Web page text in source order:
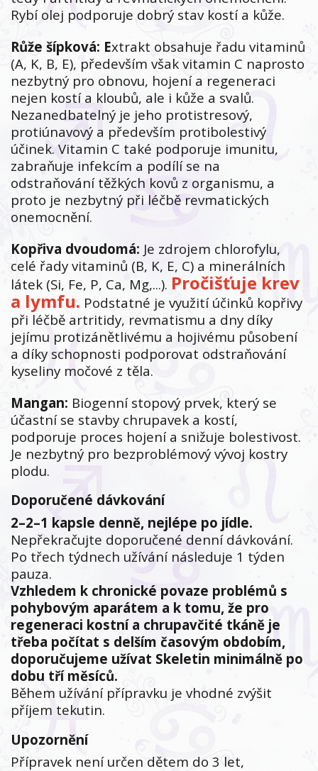
Rybí olej podporuje dobrý stav kostí a kůže.
Růže šípková: Extrakt obsahuje řadu vitaminů
(A, K, B, E), především však vitamin C naprosto
nezbytný pro obnovu, hojení a regeneraci
nejen kostí a kloubů, ale i kůže a svalů.
Nezanedbatelný je jeho protistresový,
protiúnavový a především protibolestivý
účinek. Vitamin C také podporuje imunitu,
zabraňuje infekcím a podílí se na
odstraňování těžkých kovů z organismu, a
proto je nezbytný při léčbě revmatických
onemocnění.
Kopřiva dvoudomá: Je zdrojem chlorofylu,
celé řady vitaminů (B, K, E, C) a minerálních
látek (Si, Fe, P, Ca, Mg,...). Pročišťuje krev
a lymfu. Podstatné je využití účinků kopřivy
při léčbě artritidy, revmatismu a dny díky
jejímu protizánětlivému a hojivému působení
a díky schopnosti podporovat odstraňování
kyseliny močové z těla.
Mangan: Biogenní stopový prvek, který se
účastní se stavby chrupavek a kostí,
podporuje proces hojení a snižuje bolestivost.
Je nezbytný pro bezproblémový vývoj kostry
plodu.
Doporučené dávkování
2–2–1 kapsle denně, nejlépe po jídle.
Nepřekračujte doporučené denní dávkování.
Po třech týdnech užívání následuje 1 týden
pauza.
Vzhledem k chronické povaze problémů s
pohybovým aparátem a k tomu, že pro
regeneraci kostní a chrupavčité tkáně je
třeba počítat s delším časovým obdobím,
doporučujeme užívat Skeletin minimálně po
dobu tří měsíců.
Během užívání přípravku je vhodné zvýšit
příjem tekutin.
Upozornění
Přípravek není určen dětem do 3 let,